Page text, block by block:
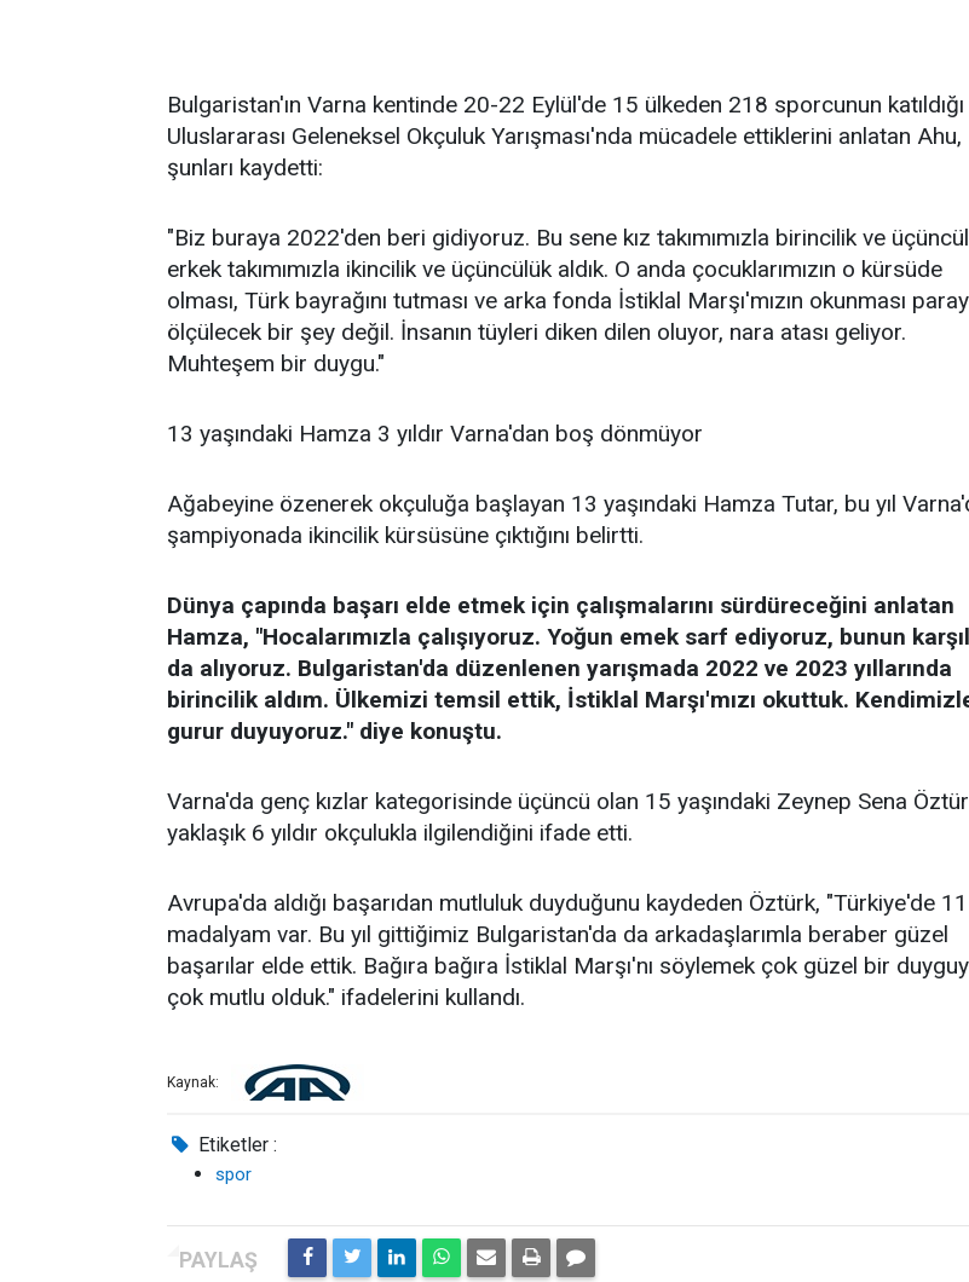
Bulgaristan'ın Varna kentinde 20-22 Eylül'de 15 ülkeden 218 sporcunun katıldığı
Uluslararası Geleneksel Okçuluk Yarışması'nda mücadele ettiklerini anlatan Ahu,
şunları kaydetti:
"Biz buraya 2022'den beri gidiyoruz. Bu sene kız takımımızla birincilik ve
erkek takımımızla ikincilik ve üçüncülük aldık. O anda çocuklarımızın o kürsüde
olması, Türk bayrağını tutması ve arka fonda İstiklal Marşı'mızın okunması
ölçülecek bir şey değil. İnsanın tüyleri diken dilen oluyor, nara atası geliyor.
Muhteşem bir duygu."
13 yaşındaki Hamza 3 yıldır Varna'dan boş dönmüyor
Ağabeyine özenerek okçuluğa başlayan 13 yaşındaki Hamza Tutar, bu yıl
şampiyonada ikincilik kürsüsüne çıktığını belirtti.
Dünya çapında başarı elde etmek için çalışmalarını sürdüreceğini anlatan
Hamza, "Hocalarımızla çalışıyoruz. Yoğun emek sarf ediyoruz, bunun
da alıyoruz. Bulgaristan'da düzenlenen yarışmada 2022 ve 2023 yıllarında
birincilik aldım. Ülkemizi temsil ettik, İstiklal Marşı'mızı okuttuk.
gurur duyuyoruz." diye konuştu.
Varna'da genç kızlar kategorisinde üçüncü olan 15 yaşındaki Zeynep Sena
yaklaşık 6 yıldır okçulukla ilgilendiğini ifade etti.
Avrupa'da aldığı başarıdan mutluluk duyduğunu kaydeden Öztürk, "Türkiye'de 11
madalyam var. Bu yıl gittiğimiz Bulgaristan'da da arkadaşlarımla beraber güzel
başarılar elde ettik. Bağıra bağıra İstiklal Marşı'nı söylemek çok güzel bir
çok mutlu olduk." ifadelerini kullandı.
Kaynak:
Etiketler :
spor